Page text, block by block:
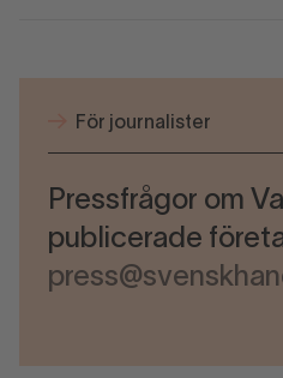
För journalister
Pressfrågor om
publicerade